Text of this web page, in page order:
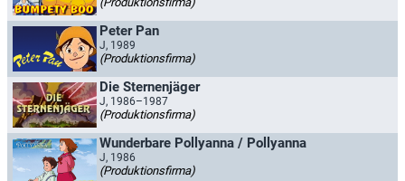
Peter Pan
J, 1989
(Produktionsfirma)
Die Sternenjäger
J, 1986–1987
(Produktionsfirma)
Wunderbare Pollyanna / Pollyanna
J, 1986
(Produktionsfirma)